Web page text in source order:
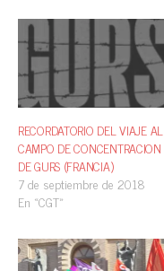
RECORDATORIO DEL VIAJE AL
CAMPO DE CONCENTRACION
DE GURS (FRANCIA)
7 de septiembre de 2018
En «CGT»